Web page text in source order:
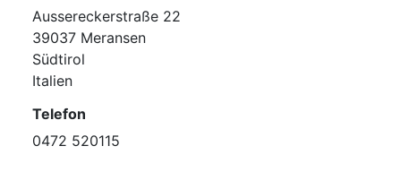
Aussereckerstraße 22
39037 Meransen
Südtirol
Italien
Telefon
0472 520115